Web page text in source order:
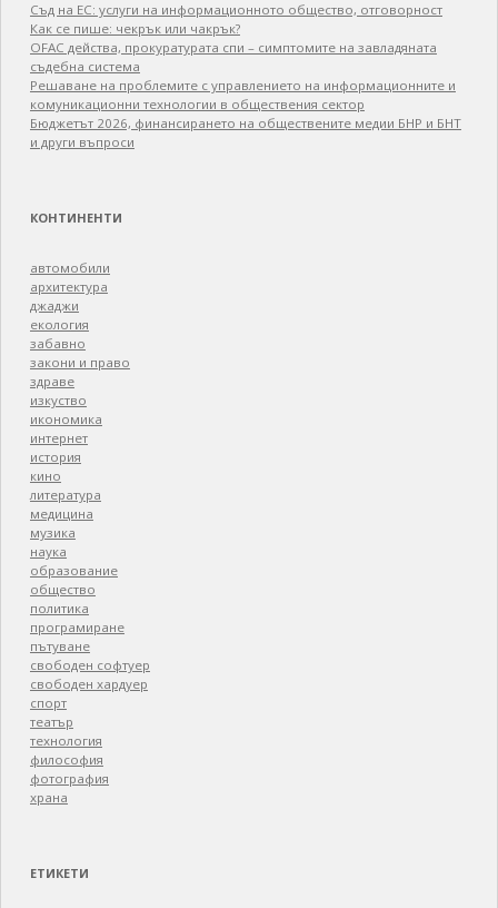
Съд на ЕС: услуги на информационното общество, отговорност
Как се пише: чекрък или чакрък?
OFAC действа, прокуратурата спи – симптомите на завладяната
съдебна система
Решаване на проблемите с управлението на информационните и
комуникационни технологии в обществения сектор
Бюджетът 2026, финансирането на обществените медии БНР и БНТ
и други въпроси
КОНТИНЕНТИ
автомобили
архитектура
джаджи
екология
забавно
закони и право
здраве
изкуство
икономика
интернет
история
кино
литература
медицина
музика
наука
образование
общество
политика
програмиране
пътуване
свободен софтуер
свободен хардуер
спорт
театър
технология
философия
фотография
храна
ЕТИКЕТИ